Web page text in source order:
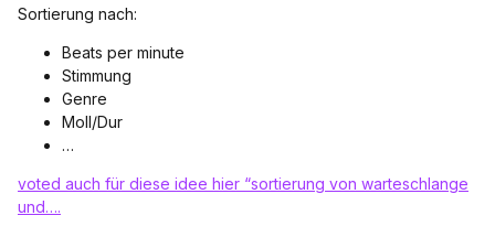
Sortierung nach:
Beats per minute
Stimmung
Genre
Moll/Dur
…
voted auch für diese idee hier “sortierung von warteschlange
und….